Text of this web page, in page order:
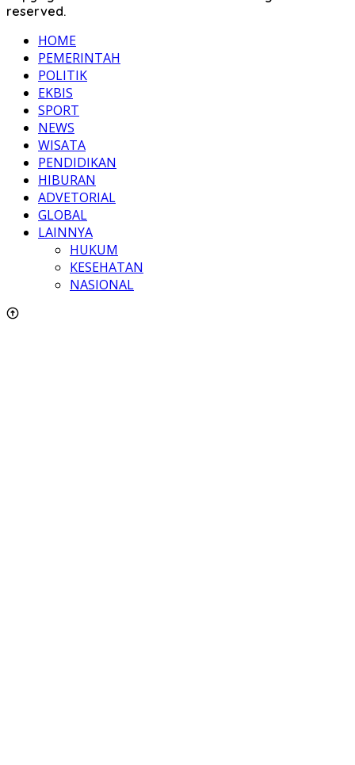
reserved.
HOME
PEMERINTAH
POLITIK
EKBIS
SPORT
NEWS
WISATA
PENDIDIKAN
HIBURAN
ADVETORIAL
GLOBAL
LAINNYA
HUKUM
KESEHATAN
NASIONAL